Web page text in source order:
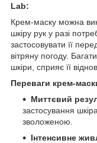
Lab:
Крем-маску можна
шкіру рук у разі
застосовувати її
вітряну погоду.
шкіри, сприяє її
Переваги крем-
Миттєвий
застосування
зволоженою.
Інтенсивне